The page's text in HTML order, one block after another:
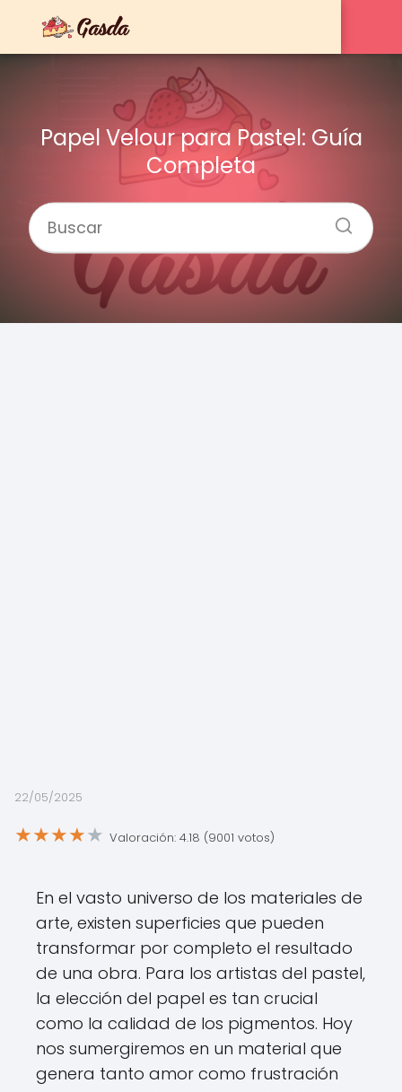
Papel Velour para Pastel: Guía
Completa
22/05/2025
★★★★★ Valoración: 4.18 (9001 votos)
En el vasto universo de los materiales de
arte, existen superficies que pueden
transformar por completo el resultado
de una obra. Para los artistas del pastel,
la elección del papel es tan crucial
como la calidad de los pigmentos. Hoy
nos sumergiremos en un material que
genera tanto amor como frustración